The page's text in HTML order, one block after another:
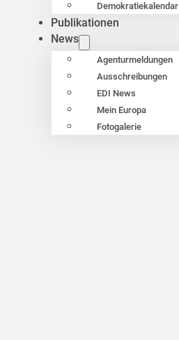
Demokratiekalendar
Publikationen
News
Agenturmeldungen
Ausschreibungen
EDI News
Mein Europa
Fotogalerie